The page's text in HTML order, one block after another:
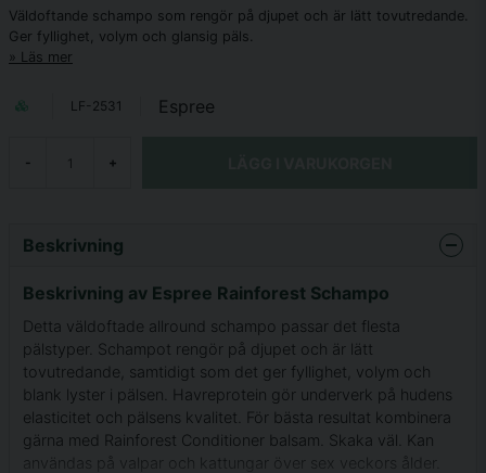
Väldoftande schampo som rengör på djupet och är lätt tovutredande.
Ger fyllighet, volym och glansig päls.
Läs mer
LF-2531 Espree
- +
Beskrivning
Beskrivning av Espree Rainforest Schampo
Detta väldoftade allround schampo passar det flesta
pälstyper. Schampot rengör på djupet och är lätt
tovutredande, samtidigt som det ger fyllighet, volym och
blank lyster i pälsen. Havreprotein gör underverk på hudens
elasticitet och pälsens kvalitet. För bästa resultat kombinera
gärna med Rainforest Conditioner balsam. Skaka väl. Kan
användas på valpar och kattungar över sex veckors ålder.